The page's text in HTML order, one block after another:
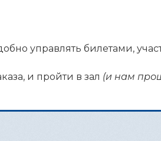
управлять билетами,
и пройти в зал (и нам